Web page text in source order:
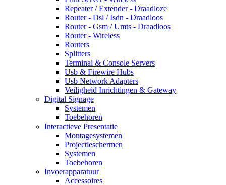
Repeater / Extender - Draadloze
Router - Dsl / Isdn - Draadloos
Router - Gsm / Umts - Draadloos
Router - Wireless
Routers
Splitters
Terminal & Console Servers
Usb & Firewire Hubs
Usb Network Adapters
Veiligheid Inrichtingen & Gateway
Digital Signage
Systemen
Toebehoren
Interactieve Presentatie
Montagesystemen
Projectieschermen
Systemen
Toebehoren
Invoerapparatuur
Accessoires